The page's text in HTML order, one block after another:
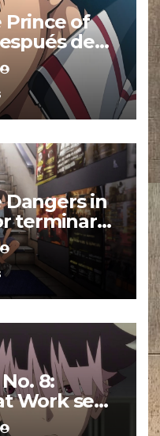
Prince of
de
Dangers in
terminar
8:
Work se